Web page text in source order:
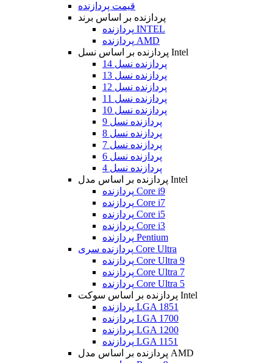
قیمت پردازنده
پردازنده بر اساس برند
پردازنده INTEL
پردازنده AMD
پردازنده بر اساس نسل Intel
پردازنده نسل 14
پردازنده نسل 13
پردازنده نسل 12
پردازنده نسل 11
پردازنده نسل 10
پردازنده نسل 9
پردازنده نسل 8
پردازنده نسل 7
پردازنده نسل 6
پردازنده نسل 4
پردازنده بر اساس مدل Intel
پردازنده Core i9
پردازنده Core i7
پردازنده Core i5
پردازنده Core i3
پردازنده Pentium
پردازنده سری Core Ultra
پردازنده Core Ultra 9
پردازنده Core Ultra 7
پردازنده Core Ultra 5
پردازنده بر اساس سوکت Intel
پردازنده LGA 1851
پردازنده LGA 1700
پردازنده LGA 1200
پردازنده LGA 1151
پردازنده بر اساس مدل AMD